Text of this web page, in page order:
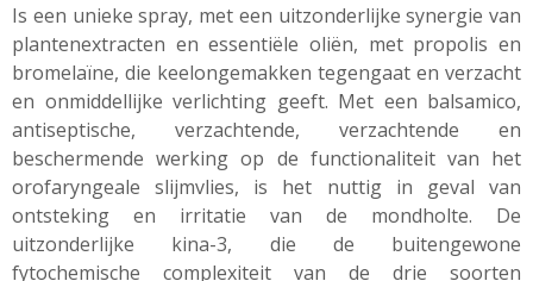
Is een unieke spray, met een uitzonderlijke synergie van
plantenextracten en essentiële oliën, met propolis en
bromelaïne, die keelongemakken tegengaat en verzacht
en onmiddellijke verlichting geeft. Met een balsamico,
antiseptische, verzachtende, verzachtende en
beschermende werking op de functionaliteit van het
orofaryngeale slijmvlies, is het nuttig in geval van
ontsteking en irritatie van de mondholte. De
uitzonderlijke kina-3, die de buitengewone
fytochemische complexiteit van de drie soorten